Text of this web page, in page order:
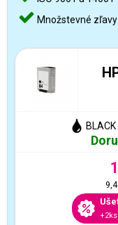
Množstevné zľavy
BLACK